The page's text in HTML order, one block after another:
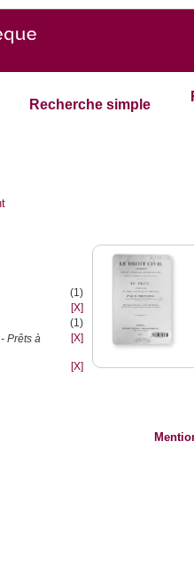
Recherche simple
(1)
[X]
(1)
Prêts à
[X]
[X]